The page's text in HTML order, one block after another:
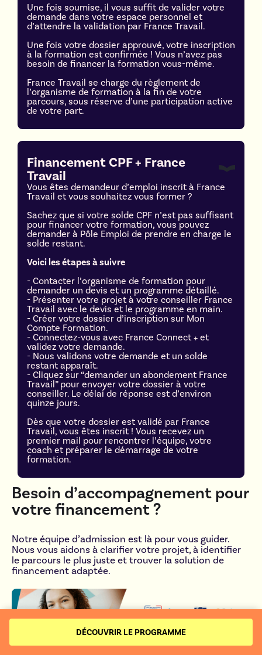
Une fois soumise, il vous suffit de valider votre
demande dans votre espace personnel et
d’attendre la validation par France Travail.
Une fois votre dossier approuvé, votre inscription
à la formation est confirmée ! Vous n’avez pas
besoin de financer la formation vous-même.
France Travail se charge du règlement de
l’organisme de formation à la fin de votre
parcours, sous réserve d’une participation active
de votre part.
Financement CPF + France
Travail
Vous êtes demandeur d’emploi inscrit à France
Travail et vous souhaitez vous former ?
Sachez que si votre solde CPF n’est pas suffisant
pour financer votre formation, vous pouvez
demander à Pôle Emploi de prendre en charge le
solde restant.
Voici les étapes à suivre
- Contacter l’organisme de formation pour
demander un devis et un programme détaillé.
- Présenter votre projet à votre conseiller France
Travail avec le devis et le programme en main.
- Créer votre dossier d’inscription sur Mon
Compte Formation.
- Connectez-vous avec France Connect + et
validez votre demande.
- Nous validons votre demande et un solde
restant apparaît.
- Cliquez sur “demander un abondement France
Travail” pour envoyer votre dossier à votre
conseiller. Le délai de réponse est d’environ
quinze jours.
Dès que votre dossier est validé par France
Travail, vous êtes inscrit ! Vous recevez un
premier mail pour rencontrer l’équipe, votre
coach et préparer le démarrage de votre
formation.
Besoin d’accompagnement pour
votre financement ?
Notre équipe d’admission est là pour vous guider.
Nous vous aidons à clarifier votre projet, à identifier
le parcours le plus juste et trouver la solution de
financement adaptée.
DÉCOUVRIR LE PROGRAMME